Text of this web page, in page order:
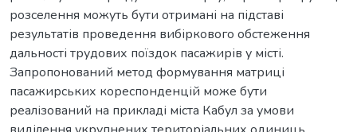
розселення можуть бути отримані на підставі
результатів проведення вибіркового обстеження
дальності трудових поїздок пасажирів у місті.
Запропонований метод формування матриці
пасажирських кореспонденцій може бути
реалізований на прикладі міста Кабул за умови